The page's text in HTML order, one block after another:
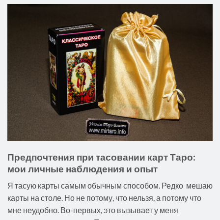
Предпочтения при тасовании карт Таро:
мои личные наблюдения и опыт
Я тасую карты самым обычным способом. Редко мешаю
карты на столе. Но не потому, что нельзя, а потому что
мне неудобно. Во-первых, это вызывает у меня